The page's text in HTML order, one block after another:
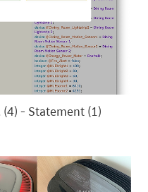
(4) - Statement (1)